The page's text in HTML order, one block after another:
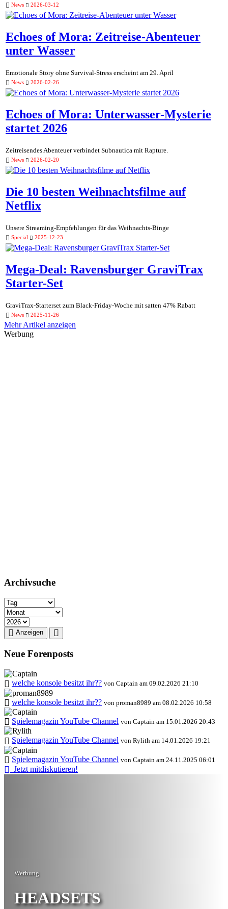
News 2026-03-12
Echoes of Mora: Zeitreise-Abenteuer
unter Wasser
Emotionale Story ohne Survival-Stress erscheint am 29. April
News 2026-02-26
Echoes of Mora: Unterwasser-Mysterie
startet 2026
Zeitreisendes Abenteuer verbindet Subnautica mit Rapture.
News 2026-02-20
Die 10 besten Weihnachtsfilme auf
Netflix
Unsere Streaming-Empfehlungen für das Weihnachts-Binge
Special 2025-12-23
Mega-Deal: Ravensburger GraviTrax
Starter-Set
GraviTrax-Starterset zum Black-Friday-Woche mit satten 47% Rabatt
News 2025-11-26
Mehr Artikel anzeigen
Werbung
Archivsuche
Anzeigen
Neue Forenposts
welche konsole besitzt ihr?? von Captain am 09.02.2026 21:10
welche konsole besitzt ihr?? von proman8989 am 08.02.2026 10:58
Spielemagazin YouTube Channel von Captain am 15.01.2026 20:43
Spielemagazin YouTube Channel von Rylith am 14.01.2026 19:21
Spielemagazin YouTube Channel von Captain am 24.11.2025 06:01
Jetzt mitdiskutieren!
Werbung
HEADSETS